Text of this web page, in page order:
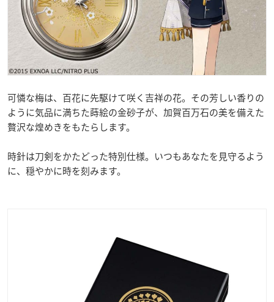
可憐な梅は、百花に先駆けて咲く吉祥の花。その芳しい香りの
ように気品に満ちた蒔絵の金砂子が、加賀百万石の美を備えた
贅沢な煌めきをもたらします。
時針は刀剣をかたどった特別仕様。いつもあなたを見守るよう
に、穏やかに時を刻みます。